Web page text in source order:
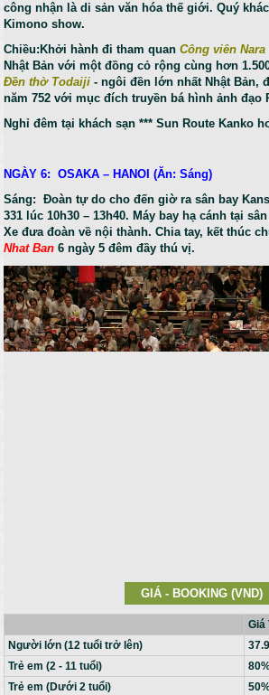
công nhận là di sản văn hóa thế giới. Quý
Kimono show.
Chiều:Khởi hành đi tham quanCông viên Nara
Nhật Bản với một đồng cỏ rộng cùng hơn
Đền thờ Todaiji - ngôi đền lớn nhất Nhật Bản,
năm 752 với mục đích truyền bá hình ảnh đạo
Nghỉ đêm tại khách sạn *** Sun Route Kanko
NGÀY 6: OSAKA – HANOI (Ăn: Sáng)
Sáng: Đoàn tự do cho đến giờ ra sân bay
331 lúc 10h30 – 13h40. Máy bay hạ cánh tại
Xe đưa đoàn về nội thành. Chia tay, kết thúc
Nhat Ban 6 ngày 5 đêm đầy thú vị.
GIÁ - BOOKING (VND)
Giá
Người lớn (12 tuổi trở lên)
Trẻ em (2 - 11 tuổi)
Trẻ em (Dưới 2 tuổi)